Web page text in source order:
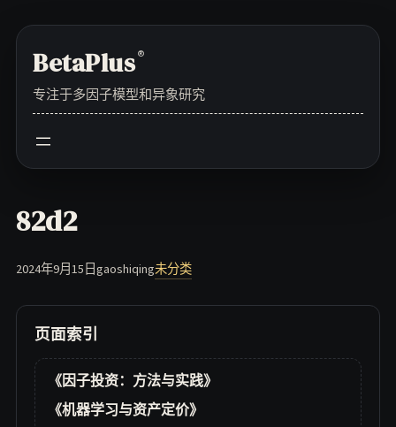
contentBetaPlus®
专注于多因子模型和异象研究
82d2
2024年9月15日gaoshiqing未分类
页面索引
《因子投资：方法与实践》
《机器学习与资产定价》